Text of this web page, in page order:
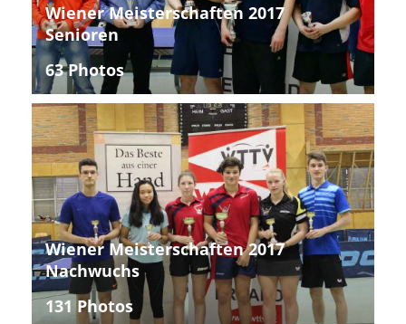
Wiener Meisterschaften 2017
Senioren
63 Photos
Wiener Meisterschaften 2017
Nachwuchs
131 Photos